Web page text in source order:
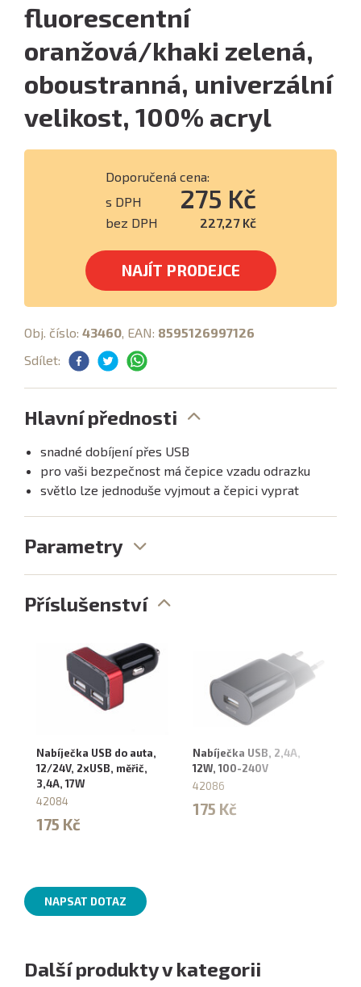
fluorescentní
oranžová/khaki zelená,
oboustranná, univerzální
velikost, 100% acryl
Doporučená cena:
s DPH
275 Kč
bez DPH 227,27 Kč
NAJÍT PRODEJCE
Obj. číslo: 43460, EAN: 8595126997126
Sdílet:
Hlavní přednosti
snadné dobíjení přes USB
pro vaši bezpečnost má čepice vzadu odrazku
světlo lze jednoduše vyjmout a čepici vyprat
Parametry
Příslušenství
Nabíječka USB do auta,
12/24V, 2xUSB, měřič,
3,4A, 17W
42084
175 Kč
Nabíječka USB, 2,4A,
12W, 100-240V
42086
175 Kč
NAPSAT DOTAZ
Další produkty v kategorii